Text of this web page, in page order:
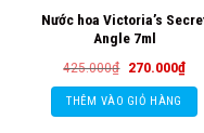
Nước hoa Victoria’s
Angle 7ml
425.000₫ Giá
là:
425.000₫.
270.000₫Giá
hiện
tại
THÊM VÀO GIỎ HÀNG